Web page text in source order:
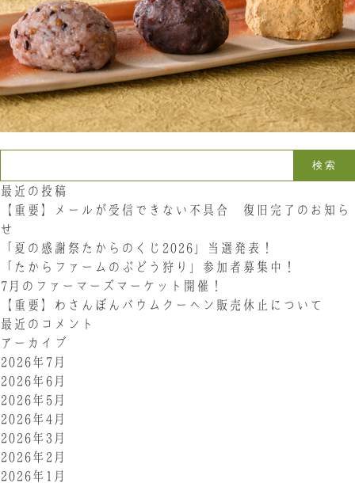
LINE Instagram Twitter
お問い合わせ
〒761-0101 香川県高松市春日町214
最近の投稿
【重要】メールが受信できない不具合 復旧完了のお知ら
せ
「夏の感謝祭たからのくじ2026」当選発表！
「たからファームのぶどう狩り」参加者募集中！
7月のファーマーズマーケット開催！
【重要】わさんぼんバウムクーヘン販売休止について
最近のコメント
アーカイブ
2026年7月
2026年6月
2026年5月
2026年4月
2026年3月
2026年2月
2026年1月